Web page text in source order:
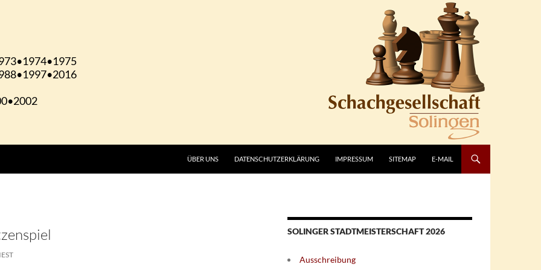
ÜBER UNS DATENSCHUTZERKLÄRUNG IMPRESSUM SITEMAP E-MAIL
SOLINGER STADTMEISTERSCHAFT 2026
Ausschreibung